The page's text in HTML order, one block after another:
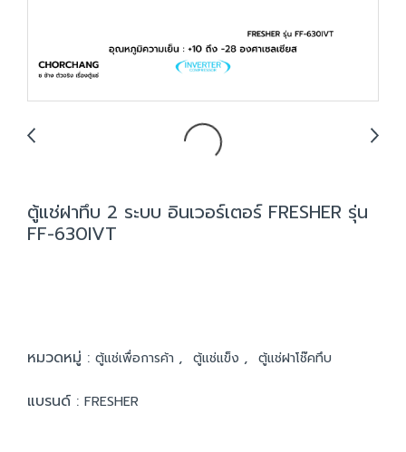
ตู้แช่ฝาทึบ 2 ระบบ อินเวอร์เตอร์ FRESHER รุ่น
FF-630IVT
หมวดหมู่ : ตู้แช่เพื่อการค้า , ตู้แช่แข็ง , ตู้แช่ฝาโช๊คทึบ
แบรนด์ : FRESHER